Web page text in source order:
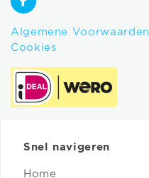
Algemene Voorwaarden
Cookies
Snel navigeren
Home